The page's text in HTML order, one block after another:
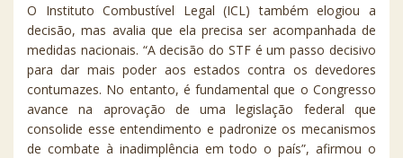
O Instituto Combustível Legal (ICL) também elogiou a
decisão, mas avalia que ela precisa ser acompanhada de
medidas nacionais. “A decisão do STF é um passo decisivo
para dar mais poder aos estados contra os devedores
contumazes. No entanto, é fundamental que o Congresso
avance na aprovação de uma legislação federal que
consolide esse entendimento e padronize os mecanismos
de combate à inadimplência em todo o país”, afirmou o